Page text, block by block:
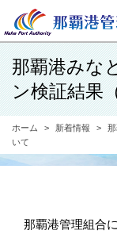
那覇港みな
ン検証結果
ホーム 新着情報
いて
那覇港管理組合